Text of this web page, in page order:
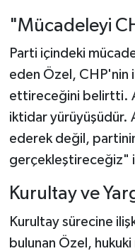
"Mücadeleyi
Parti içindeki
eden Özel, CHP'nin
ettireceğini belirtti.
iktidar yürüyüşüdür.
ederek değil,
gerçekleştireceğiz"
Kurultay ve
Kurultay sürecine
bulunan Özel,